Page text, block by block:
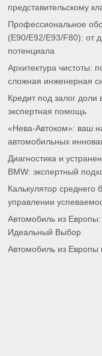
представительскому
Профессиональное
(E90/E92/E93/F80): от
потенциала
Архитектура чистоты:
сложная инженерная
Кредит под залог доли
экспертная помощь
«Нева-Автоком»: ваш
автомобильных
Диагностика и
BMW: экспертный
Калькулятор
управлении
Автомобиль из
Идеальный Выбор
Автомобиль из Европы